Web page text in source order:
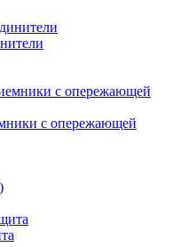
с опережающей